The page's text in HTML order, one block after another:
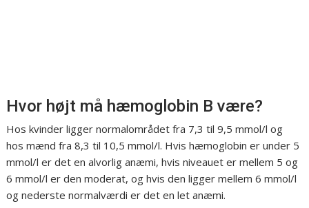
Hvor højt må hæmoglobin B være?
Hos kvinder ligger normalområdet fra 7,3 til 9,5 mmol/l og
hos mænd fra 8,3 til 10,5 mmol/l. Hvis hæmoglobin er under 5
mmol/l er det en alvorlig anæmi, hvis niveauet er mellem 5 og
6 mmol/l er den moderat, og hvis den ligger mellem 6 mmol/l
og nederste normalværdi er det en let anæmi.